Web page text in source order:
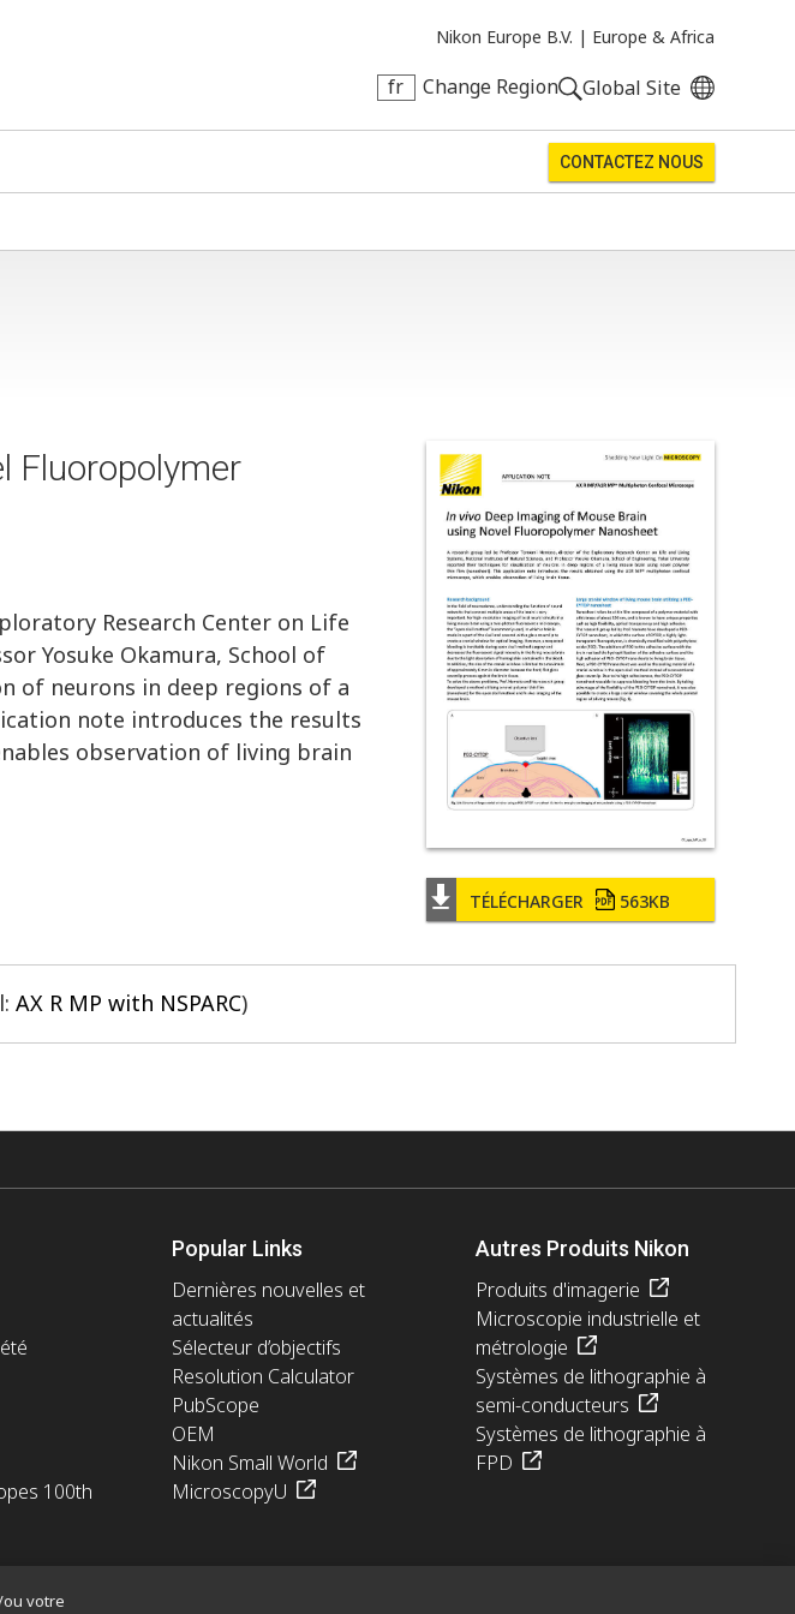
Nikon Europe B.V. | Europe & Africa
fr Change Region Global Site
CONTACTEZ NOUS
TÉLÉCHARGER 563KB
Fluoropolymer
Research Center on Life
Yosuke Okamura, School of
of neurons in deep regions of a
note introduces the results
observation of living brain
AX R MP with NSPARC)
100th
Popular Links
Dernières nouvelles et
actualités
Sélecteur d’objectifs
Resolution Calculator
PubScope
OEM
Nikon Small World
MicroscopyU
Autres Produits Nikon
Produits d'imagerie
Microscopie industrielle et
métrologie
Systèmes de lithographie à
semi-conducteurs
Systèmes de lithographie à
FPD
votre